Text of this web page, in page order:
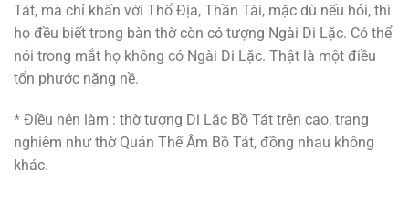
Tát, mà chỉ khấn với Thổ Địa, Thần Tài, mặc dù nếu hỏi, thì
họ đều biết trong bàn thờ còn có tượng Ngài Di Lặc. Có thể
nói trong mắt họ không có Ngài Di Lặc. Thật là một điều
tổn phước nặng nề.
* Điều nên làm : thờ tượng Di Lặc Bồ Tát trên cao, trang
nghiêm như thờ Quán Thế Âm Bồ Tát, đồng nhau không
khác.